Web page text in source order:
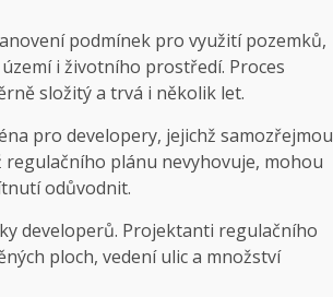
podmínek pro využití pozemků,
i životního prostředí. Proces
složitý a trvá i několik let.
pro developery, jejichž samozřejmou
regulačního plánu nevyhovuje, mohou
odůvodnit.
developerů. Projektanti regulačního
ploch, vedení ulic a množství